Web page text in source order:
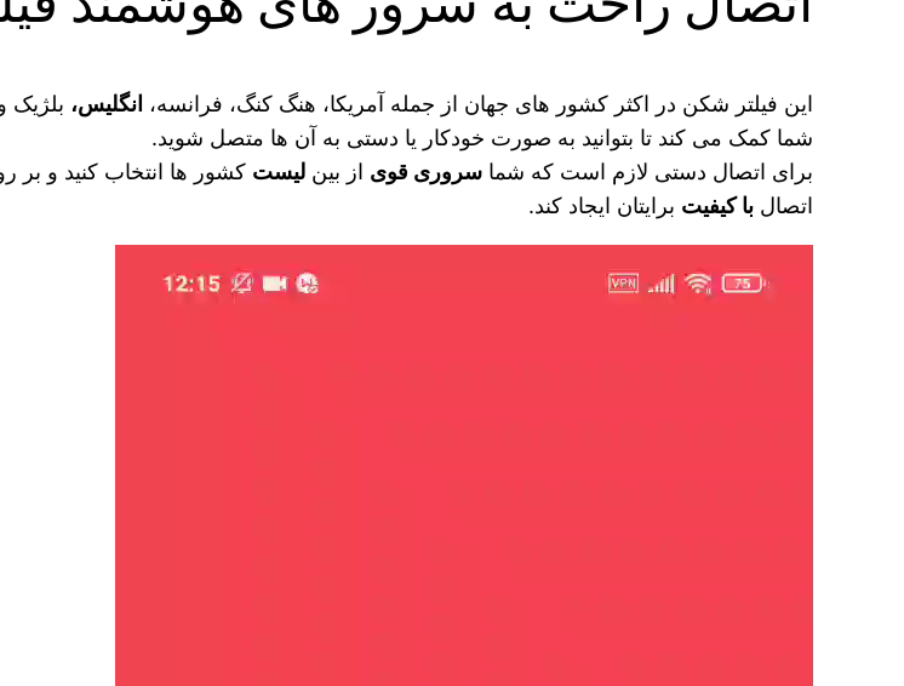
این فیلتر شکن در اکثر کشور های جهان از جمله آمریکا، هنگ کنگ، فرانسه، انگلیس، بلژیک
شما کمک می‌ کند تا بتوانید به صورت خودکار یا دستی به آن ها متصل شوید.
برای اتصال دستی لازم است که شماسروری قوی از بینلیست کشور ها انتخاب کنید و بر
اتصالبا کیفیت برایتان ایجاد کند.
ویدیو